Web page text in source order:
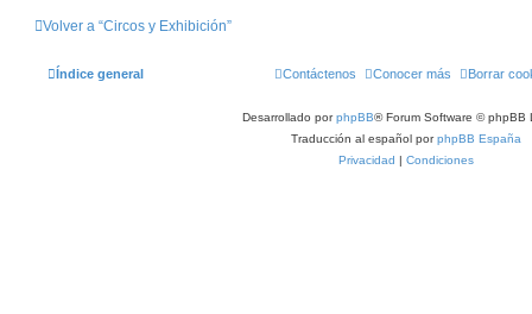
Volver a “Circos y Exhibición”
Índice general Borrar
Conocer más
Contáctenos
Desarrollado porphpBB® Forum Software © phpBB
Traducción al español porphpBB España
Privacidad | Condiciones